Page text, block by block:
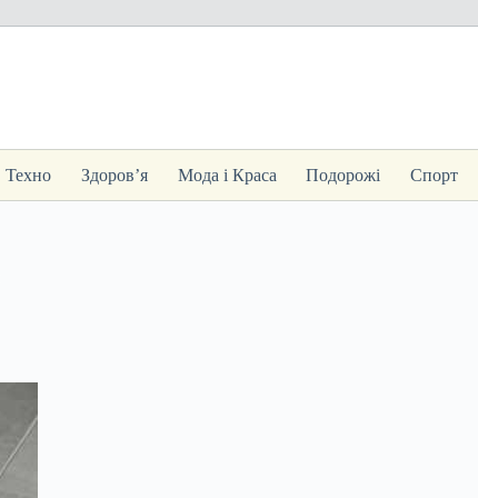
Техно Здоров’я Мода і Краса Подорожі Спорт